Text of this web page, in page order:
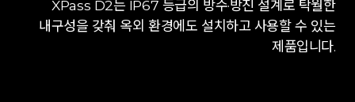
XPass D2는 IP67 등급의 방수·방진 설계로 탁월한
내구성을 갖춰 옥외 환경에도 설치하고 사용할 수 있는
제품입니다.